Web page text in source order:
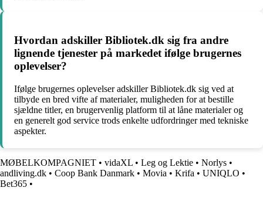
Hvordan adskiller Bibliotek.dk sig fra andre
lignende tjenester på markedet ifølge brugernes
oplevelser?
Ifølge brugernes oplevelser adskiller Bibliotek.dk sig ved at
tilbyde en bred vifte af materialer, muligheden for at bestille
sjældne titler, en brugervenlig platform til at låne materialer og
en generelt god service trods enkelte udfordringer med tekniske
aspekter.
MØBELKOMPAGNIET • vidaXL • Leg og Lektie • Norlys •
andliving.dk • Coop Bank Danmark • Movia • Krifa • UNIQLO •
Bet365 •